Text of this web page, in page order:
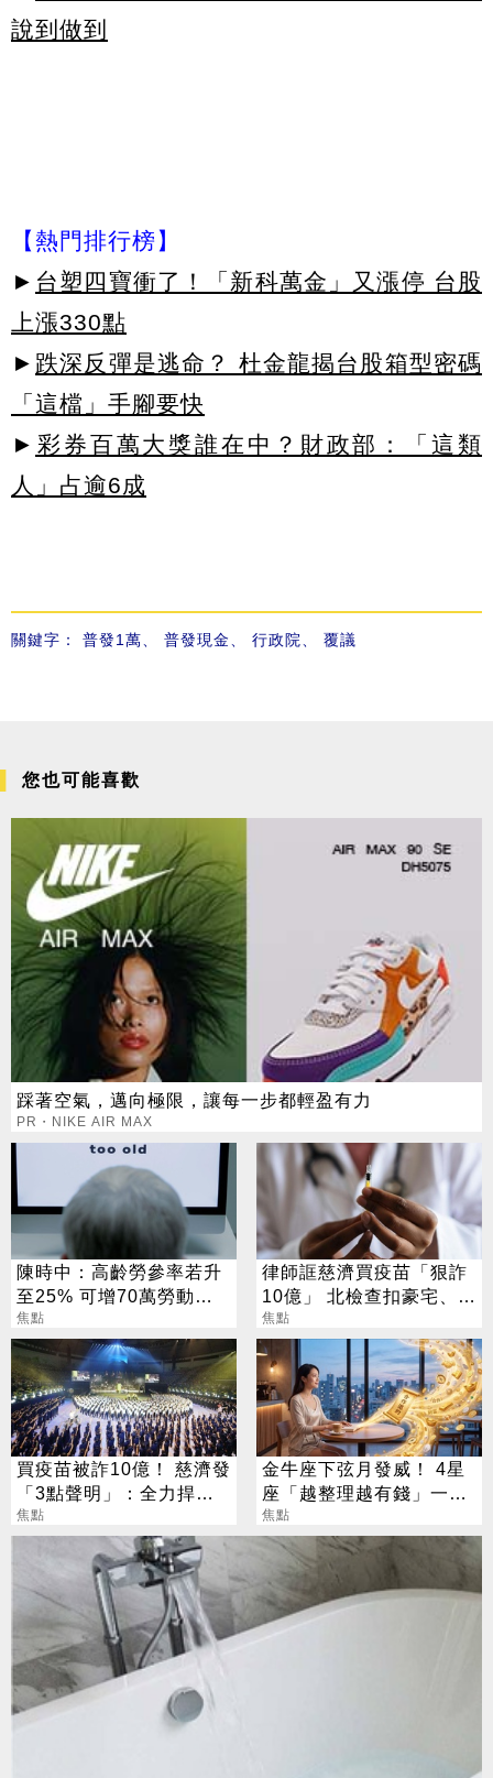
說到做到
【熱門排行榜】
► 台塑四寶衝了！「新科萬金」又漲停 台股
上漲330點
► 跌深反彈是逃命？ 杜金龍揭台股箱型密碼
「這檔」手腳要快
► 彩券百萬大獎誰在中？財政部：「這類
人」占逾6成
關鍵字： 普發1萬 普發現金 行政院 覆議
您也可能喜歡
踩著空氣，邁向極限，讓每一步都輕盈有力
PR・NIKE AIR MAX
陳時中：高齡勞參率若升
至25% 可增70萬勞動人
口
焦點
律師誆慈濟買疫苗「狠詐
10億」 北檢查扣豪宅、搜
出158公斤黃金
焦點
買疫苗被詐10億！ 慈濟發
「3點聲明」：全力捍衛
捐款人權益
焦點
金牛座下弦月發威！ 4星
座「越整理越有錢」一路
旺運到10月
焦點